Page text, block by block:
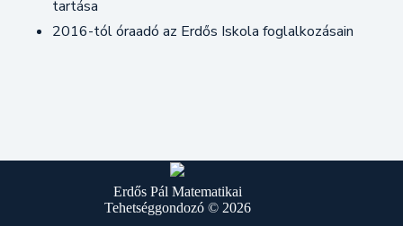
tartása
2016-tól óraadó az Erdős Iskola foglalkozásain
Erdős Pál Matematikai
Tehetséggondozó © 2026